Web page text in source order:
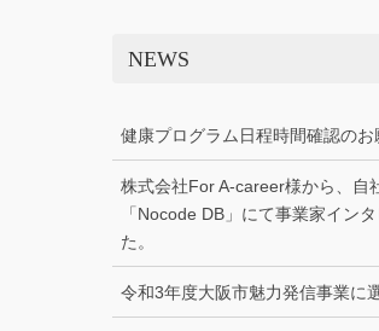
NEWS
健康プログラム日程時間確認のお
株式会社For A-career様から、自
「Nocode DB」にて事業家イン
た。
令和3年度大阪市魅力発信事業に